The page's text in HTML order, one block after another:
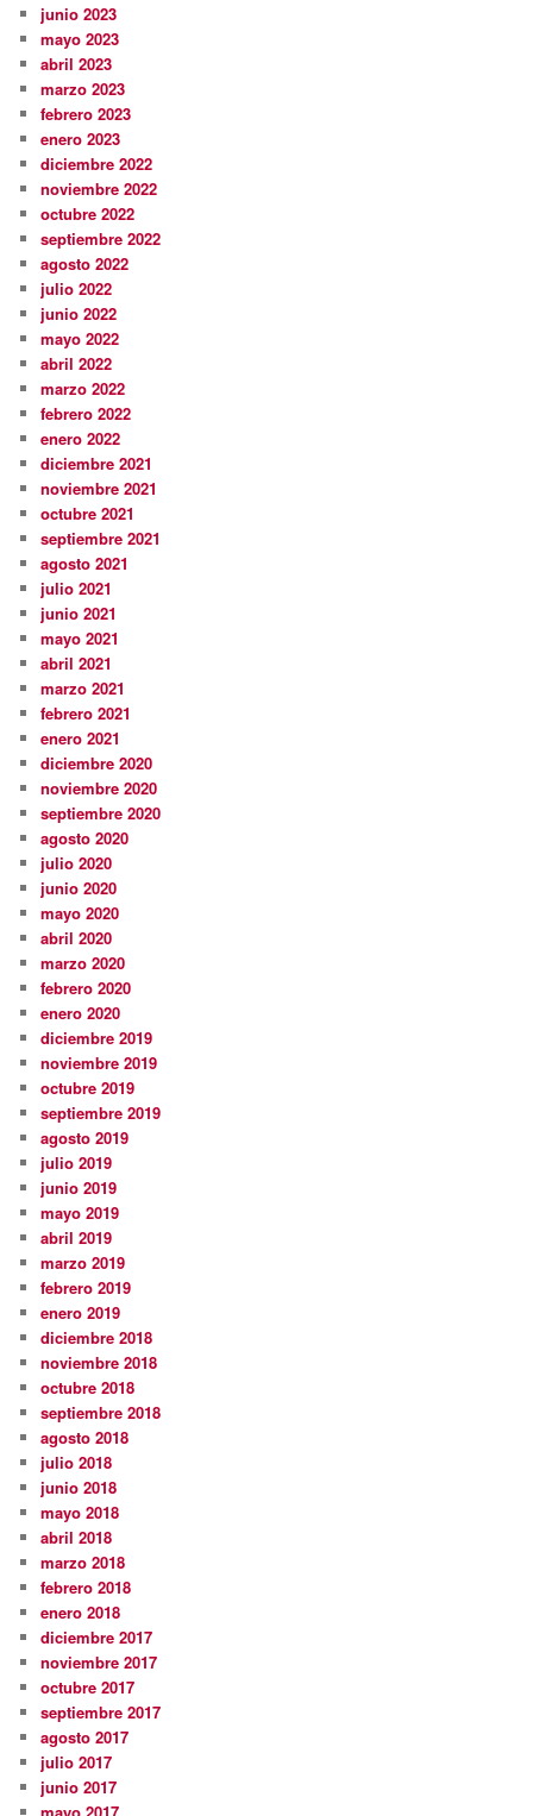
junio 2023
mayo 2023
abril 2023
marzo 2023
febrero 2023
enero 2023
diciembre 2022
noviembre 2022
octubre 2022
septiembre 2022
agosto 2022
julio 2022
junio 2022
mayo 2022
abril 2022
marzo 2022
febrero 2022
enero 2022
diciembre 2021
noviembre 2021
octubre 2021
septiembre 2021
agosto 2021
julio 2021
junio 2021
mayo 2021
abril 2021
marzo 2021
febrero 2021
enero 2021
diciembre 2020
noviembre 2020
septiembre 2020
agosto 2020
julio 2020
junio 2020
mayo 2020
abril 2020
marzo 2020
febrero 2020
enero 2020
diciembre 2019
noviembre 2019
octubre 2019
septiembre 2019
agosto 2019
julio 2019
junio 2019
mayo 2019
abril 2019
marzo 2019
febrero 2019
enero 2019
diciembre 2018
noviembre 2018
octubre 2018
septiembre 2018
agosto 2018
julio 2018
junio 2018
mayo 2018
abril 2018
marzo 2018
febrero 2018
enero 2018
diciembre 2017
noviembre 2017
octubre 2017
septiembre 2017
agosto 2017
julio 2017
junio 2017